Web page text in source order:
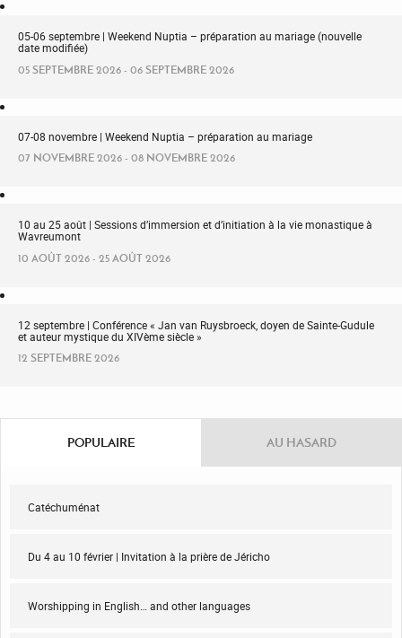
05-06 septembre | Weekend Nuptia – préparation au mariage (nouvelle
date modifiée)
05 SEPTEMBRE 2026 - 06 SEPTEMBRE 2026
07-08 novembre | Weekend Nuptia – préparation au mariage
07 NOVEMBRE 2026 - 08 NOVEMBRE 2026
10 au 25 août | Sessions d’immersion et d’initiation à la vie monastique à
Wavreumont
10 AOÛT 2026 - 25 AOÛT 2026
12 septembre | Conférence « Jan van Ruysbroeck, doyen de Sainte-Gudule
et auteur mystique du XIVème siècle »
12 SEPTEMBRE 2026
POPULAIRE AU HASARD
Catéchuménat
Du 4 au 10 février | Invitation à la prière de Jéricho
Worshipping in English… and other languages